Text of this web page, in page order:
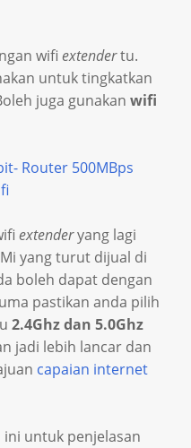
wifi extendertu.
untuk tingkatkan
juga gunakan wifi
Router 500MBps
extenderyang lagi
yang turut dijual di
boleh dapat dengan
pastikan anda pilih
2.4Ghz dan 5.0Ghz
jadi lebih lancar dan
capaian internet
untuk penjelasan